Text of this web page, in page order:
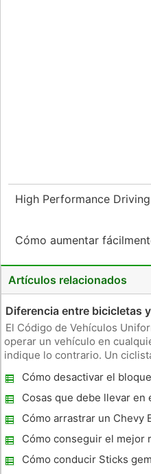
High Performance
Cómo aumentar
Artículos relacionados
Diferencia entre bicicletas
El Código de Vehículos
operar un vehículo en
indique lo contrario. Un
leyes de tránsito
Cómo desactivar el
un Chevy
Cosas que debe llevar en
durante el tiempo de
Cómo arrastrar un Chevy
Cómo conseguir el mejor
gasolina en una camioneta
Cómo conducir Sticks